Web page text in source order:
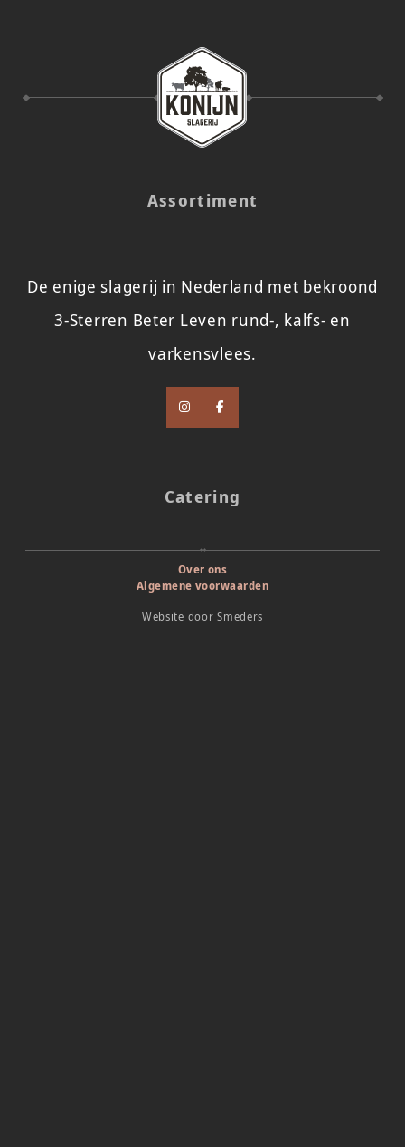
Assortiment
De enige slagerij in Nederland met bekroond
3-Sterren Beter Leven rund-, kalfs- en
varkensvlees.
Catering
Over ons
Algemene voorwaarden
Website doorSmeders